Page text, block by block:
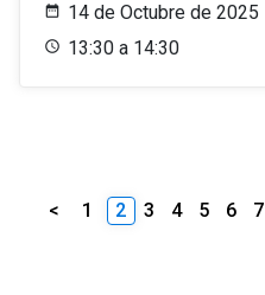
14 de Octubre de 2025
13:30 a 14:30
< 1 2 3 4 5 6 7